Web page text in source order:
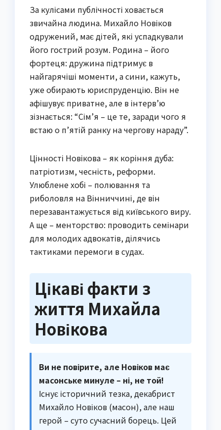
За кулісами публічності ховається
звичайна людина. Михайло Новіков
одружений, має дітей, які успадкували
його гострий розум. Родина – його
фортеця: дружина підтримує в
найгарячіші моменти, а сини, кажуть,
уже обирають юриспруденцію. Він не
афішувує приватне, але в інтерв’ю
зізнається: “Сім’я – це те, заради чого я
встаю о п’ятій ранку на чергову нараду”.
Цінності Новікова – як коріння дуба:
патріотизм, чесність, реформи.
Улюблене хобі – полювання та
риболовля на Вінниччині, де він
перезавантажується від київського виру.
А ще – менторство: проводить семінари
для молодих адвокатів, ділячись
тактиками перемоги в судах.
Цікаві факти з
життя Михайла
Новікова
Ви не повірите, але Новіков має
масонське минуле – ні, не той!
Існує історичний тезка, декабрист
Михайло Новіков (масон), але наш
герой – суто сучасний борець. Цей